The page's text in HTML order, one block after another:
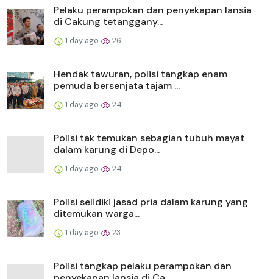
Pelaku perampokan dan penyekapan lansia
di Cakung tetanggany...
1 day ago 26
Hendak tawuran, polisi tangkap enam
pemuda bersenjata tajam ...
1 day ago 24
Polisi tak temukan sebagian tubuh mayat
dalam karung di Depo...
1 day ago 24
Polisi selidiki jasad pria dalam karung yang
ditemukan warga...
1 day ago 23
Polisi tangkap pelaku perampokan dan